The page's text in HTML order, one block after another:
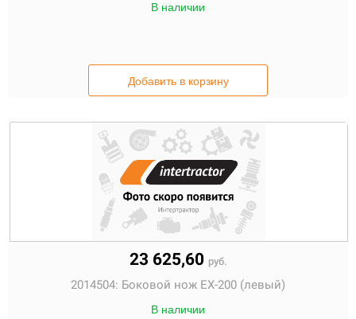
В наличии
Добавить в корзину
23 625,60 руб.
2014504: Боковой нож EX-200 (левый)
В наличии